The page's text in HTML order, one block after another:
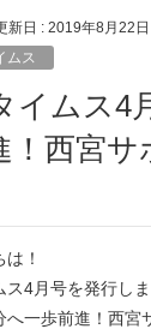
新日 : 2019年8月22日
ムス
！西宮サ
！
4月号を発行しま
一歩前進！西宮